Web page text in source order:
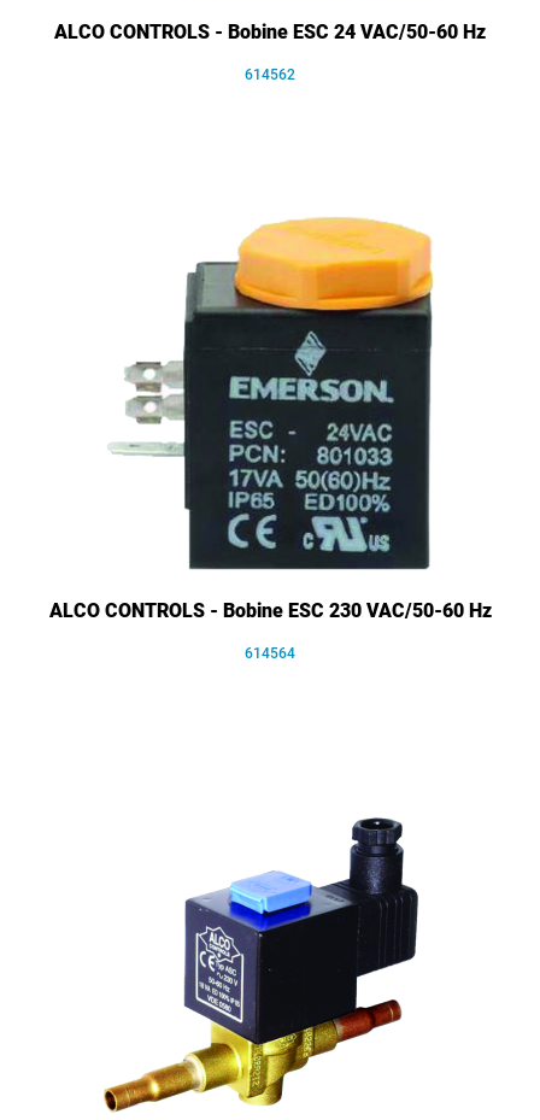
ALCO CONTROLS - Bobine ESC 24 VAC/50-60 Hz
614562
ALCO CONTROLS - Bobine ESC 230 VAC/50-60 Hz
614564